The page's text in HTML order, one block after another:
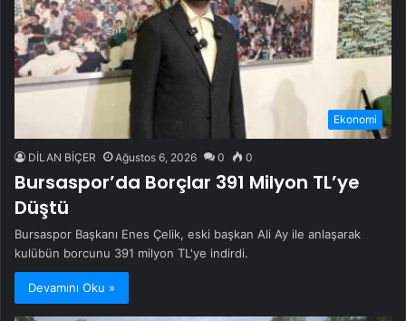
Ekonomi
DİLAN BİÇER Ağustos 6, 2026 0 0
Bursaspor’da Borçlar 391 Milyon TL’ye
Düştü
Bursaspor Başkanı Enes Çelik, eski başkan Ali Ay ile anlaşarak
kulübün borcunu 391 milyon TL'ye indirdi.
Devamını Oku »